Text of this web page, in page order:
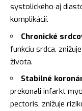
systolického aj
komplikácií.
Chronické
funkciu srdca,
života.
Stabilné
prekonali infarkt
pectoris, znižuje